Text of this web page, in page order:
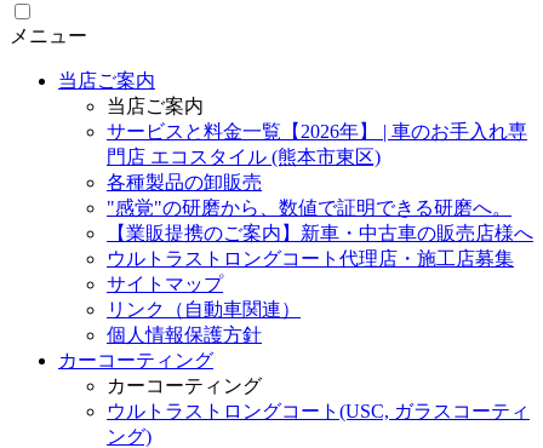
メニュー
当店ご案内
当店ご案内
サービスと料金一覧【2026年】 | 車のお手入れ専
門店 エコスタイル (熊本市東区)
各種製品の卸販売
"感覚"の研磨から、数値で証明できる研磨へ。
【業販提携のご案内】新車・中古車の販売店様へ
ウルトラストロングコート代理店・施工店募集
サイトマップ
リンク（自動車関連）
個人情報保護方針
カーコーティング
カーコーティング
ウルトラストロングコート(USC, ガラスコーティ
ング)